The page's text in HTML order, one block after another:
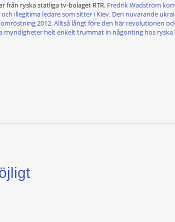
från ryska statliga tv-bolaget RTR. Fredrik Wadström
illegitima ledare som sitter i Kiev. Den nuvarande
2012. Alltså långt före den här revolutionen
myndigheter helt enkelt trummat in någonting hos